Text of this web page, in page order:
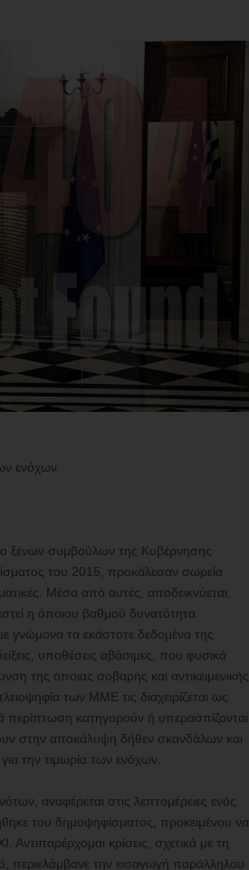
ενόχων
ξένων συμβούλων της Κυβέρνησης
του 2015, προκάλεσαν σωρεία
Μέσα από αυτές, αποδεικνύεται,
η όποιου βαθμού δυνατότητα
γνώμονα τα εκάστοτε δεδομένα της
υποθέσεις αβάσιμες, που φυσικά
της όποιας σοβαρής και αντικειμενικής
των ΜΜΕ τις διαχειρίζεται ως
κατηγορούν ή υπερασπίζονται
στην αποκάλυψη δήθεν σκανδάλων και
την τιμωρία των ενόχων.
αναφέρεται στις λεπτομέρειες ενός
του δημοψηφίσματος, προκειμένου να
Αντιπαρέρχομαι κρίσεις, σχετικά με τη
περιελάμβανε την εισαγωγή παράλληλου